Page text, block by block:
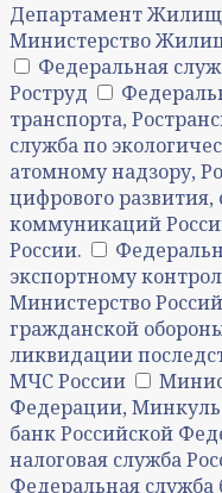
Департамент
Министерство
Федеральная
Роструд
транспорта,
служба по
атомному надзору,
цифрового развития,
коммуникаций
России.
экспортному
Министерство
гражданской
ликвидации
МЧС России
Федерации,
банк Российской
налоговая служба
Федеральная служба